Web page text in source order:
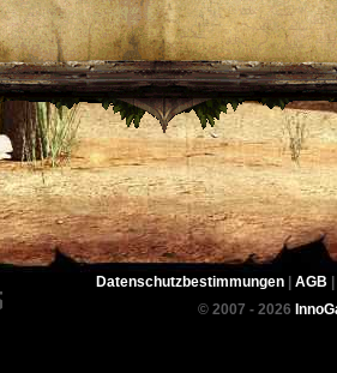
Datenschutzbestimmungen AGB
© 2007 - 2026